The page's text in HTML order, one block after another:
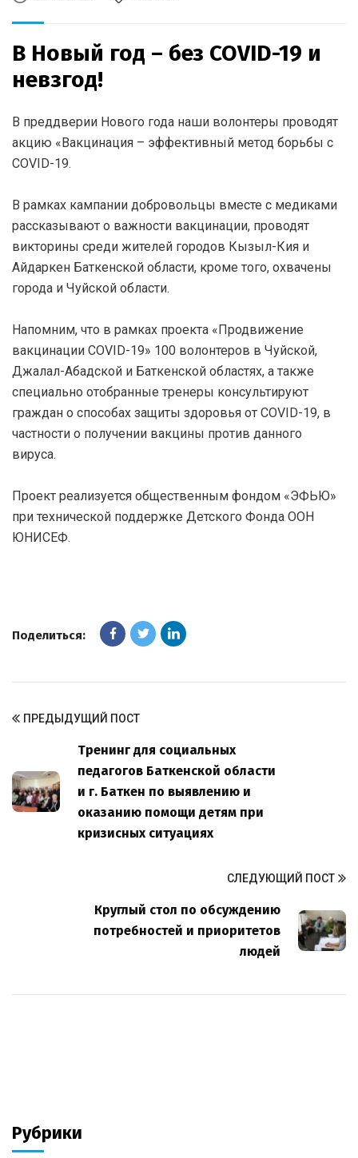
В Новый год – без COVID-19 и
невзгод!
В преддверии Нового года наши волонтеры проводят
акцию «Вакцинация – эффективный метод борьбы с
COVID-19.
В рамках кампании добровольцы вместе с медиками
рассказывают о важности вакцинации, проводят
викторины среди жителей городов Кызыл-Кия и
Айдаркен Баткенской области, кроме того, охвачены
города и Чуйской области.
Напомним, что в рамках проекта «Продвижение
вакцинации COVID-19» 100 волонтеров в Чуйской,
Джалал-Абадской и Баткенской областях, а также
специально отобранные тренеры консультируют
граждан о способах защиты здоровья от COVID-19, в
частности о получении вакцины против данного
вируса.
Проект реализуется общественным фондом «ЭФЬЮ»
при технической поддержке Детского Фонда ООН
ЮНИСЕФ.
Поделиться:
ПРЕДЫДУЩИЙ ПОСТ
Тренинг для социальных
педагогов Баткенской области
и г. Баткен по выявлению и
оказанию помощи детям при
кризисных ситуациях
СЛЕДУЮЩИЙ ПОСТ
Круглый стол по обсуждению
потребностей и приоритетов
людей
Рубрики